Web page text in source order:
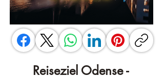
Reiseziel Odense -